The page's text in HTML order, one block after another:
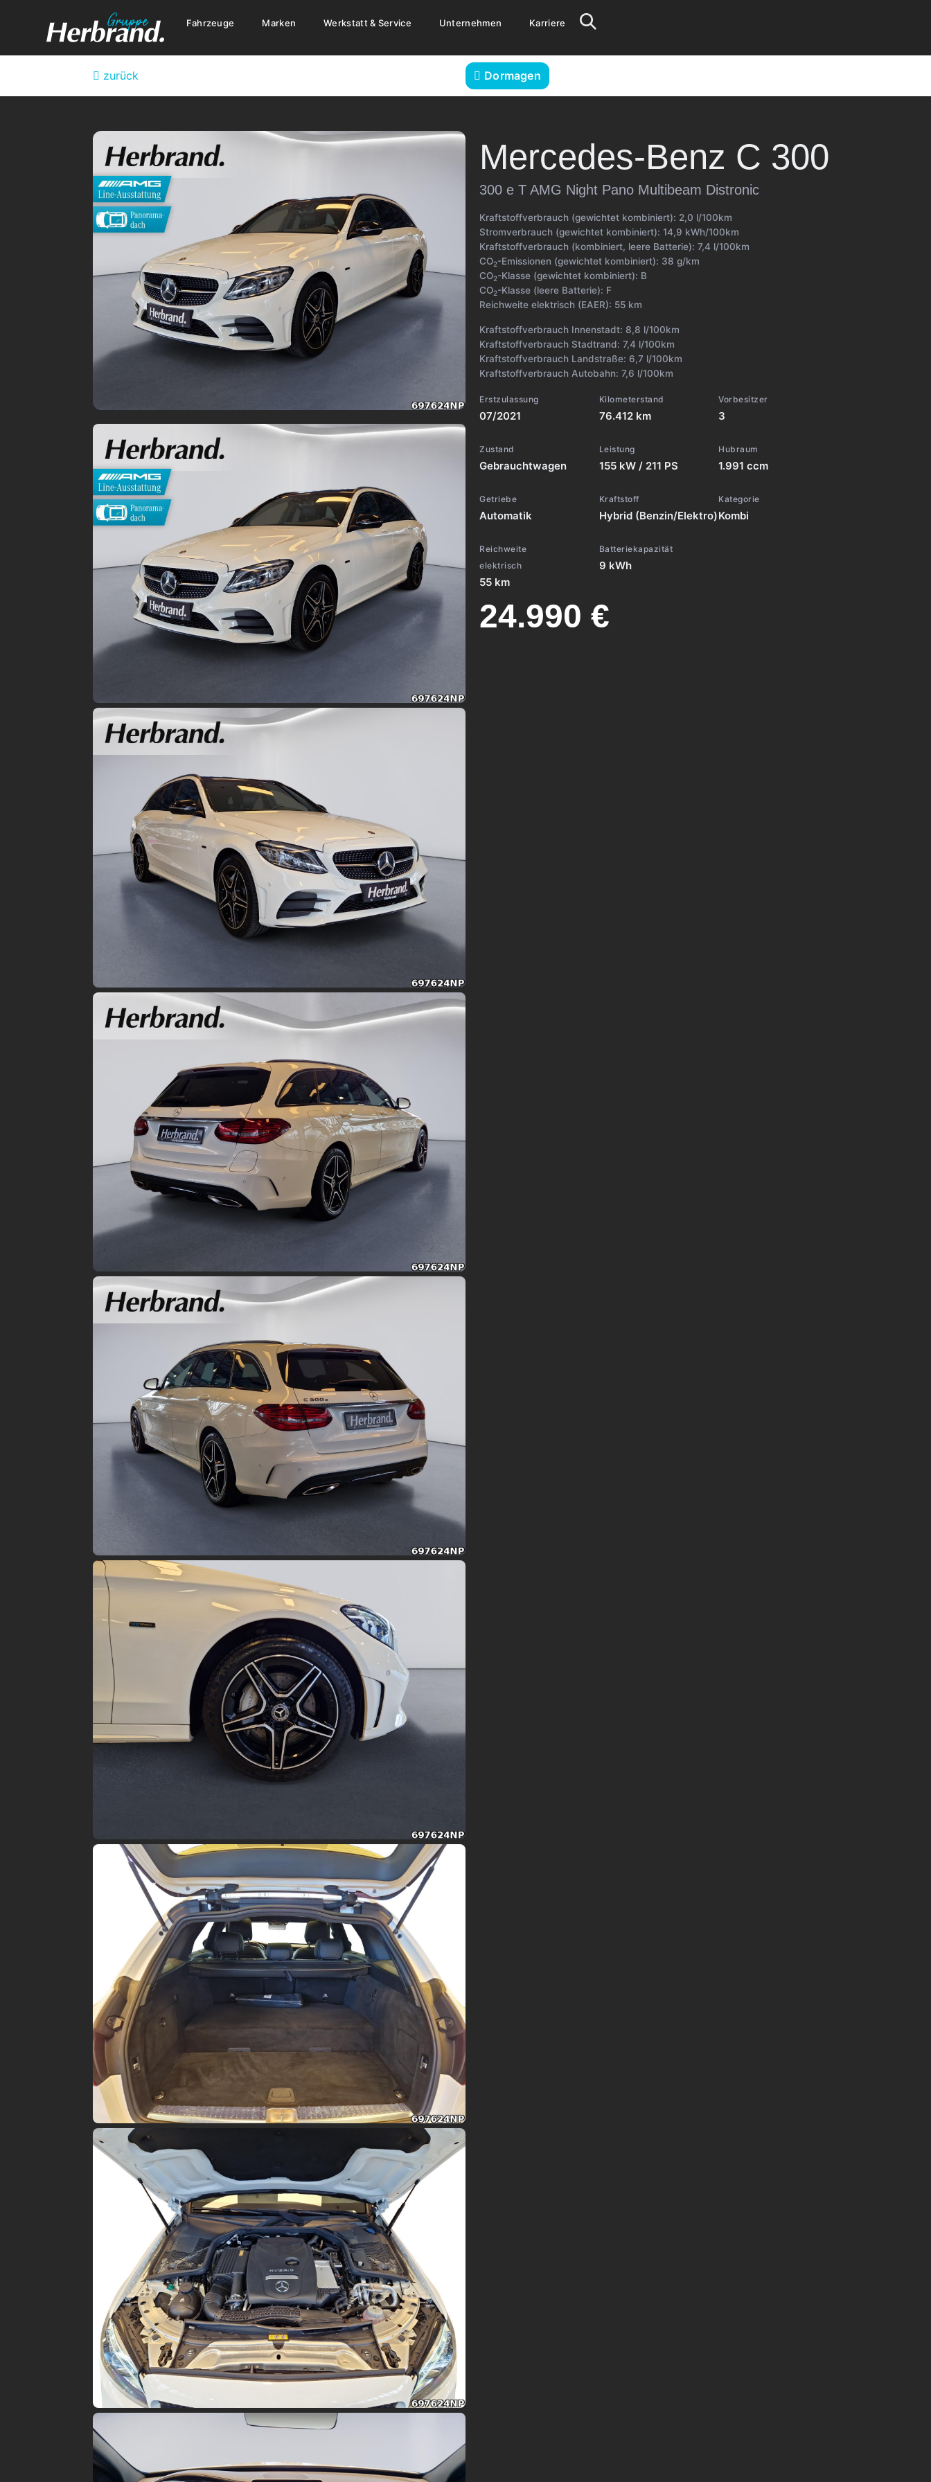
Fahrzeuge Marken Werkstatt & Service Unternehmen Karriere
zurück Dormagen
Mercedes-Benz C 300
300 e T AMG Night Pano Multibeam Distronic
Kraftstoffverbrauch (gewichtet kombiniert): 2,0 l/100km
Stromverbrauch (gewichtet kombiniert): 14,9 kWh/100km
Kraftstoffverbrauch (kombiniert, leere Batterie): 7,4 l/100km
CO2-Emissionen (gewichtet kombiniert): 38 g/km
CO2-Klasse (gewichtet kombiniert): B
CO2-Klasse (leere Batterie): F
Reichweite elektrisch (EAER): 55 km
Kraftstoffverbrauch Innenstadt: 8,8 l/100km
Kraftstoffverbrauch Stadtrand: 7,4 l/100km
Kraftstoffverbrauch Landstraße: 6,7 l/100km
Kraftstoffverbrauch Autobahn: 7,6 l/100km
Erstzulassung
07/2021
Kilometerstand
76.412 km
Vorbesitzer
3
Zustand
Gebrauchtwagen
Leistung
155 kW / 211 PS
Hubraum
1.991 ccm
Getriebe
Automatik
Kraftstoff
Hybrid (Benzin/Elektro)
Kategorie
Kombi
Reichweite
elektrisch
55 km
Batteriekapazität
9 kWh
24.990 €